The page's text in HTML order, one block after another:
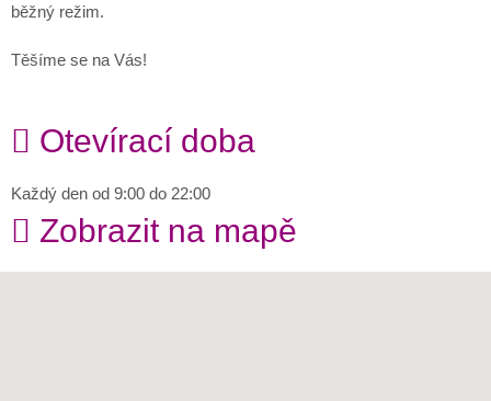
běžný režim.
Těšíme se na Vás!
Otevírací doba
Každý den od 9:00 do 22:00
Zobrazit na mapě